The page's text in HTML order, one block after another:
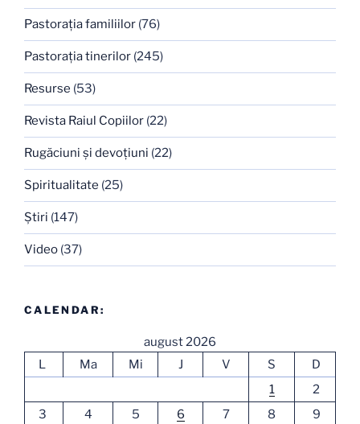
Pastoraţia familiilor (76)
Pastoraţia tinerilor (245)
Resurse (53)
Revista Raiul Copiilor (22)
Rugăciuni şi devoţiuni (22)
Spiritualitate (25)
Ştiri (147)
Video (37)
CALENDAR:
august 2026
L
Ma Mi J V S
D
1
2
3
4 5 6 7 8
9